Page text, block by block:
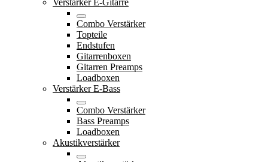
Combo Verstärker
Topteile
Endstufen
Gitarrenboxen
Gitarren Preamps
Loadboxen
Verstärker E-Bass
Combo Verstärker
Bass Preamps
Loadboxen
Akustikverstärker